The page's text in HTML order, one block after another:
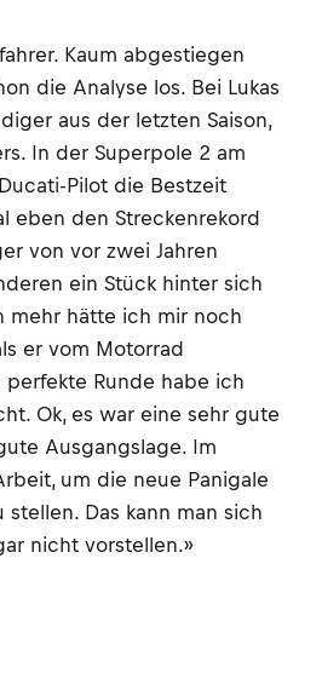
Kaum abgestiegen
die Analyse los. Bei Lukas
aus der letzten Saison,
In der Superpole 2 am
Pilot die Bestzeit
eben den Streckenrekord
von vor zwei Jahren
ein Stück hinter sich
mehr hätte ich mir noch
er vom Motorrad
perfekte Runde habe ich
Ok, es war eine sehr gute
Ausgangslage. Im
um die neue Panigale
stellen. Das kann man sich
nicht vorstellen.»